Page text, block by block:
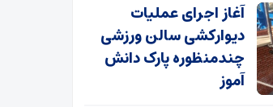
آغاز اجرای عملیات
دیوارکشی سالن ورزشی
چندمنظوره پارک دانش
آموز